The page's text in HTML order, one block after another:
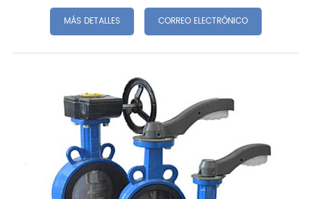
MÁS DETALLES CORREO ELECTRÓNICO